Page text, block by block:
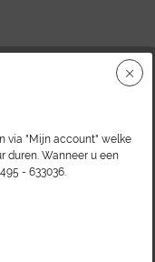
via "Mijn account" welke
duren. Wanneer u een
- 633036.